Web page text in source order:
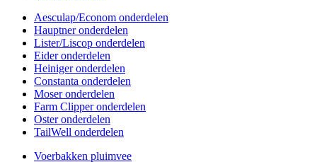
Aesculap/Econom onderdelen
Hauptner onderdelen
Lister/Liscop onderdelen
Eider onderdelen
Heiniger onderdelen
Constanta onderdelen
Moser onderdelen
Farm Clipper onderdelen
Oster onderdelen
TailWell onderdelen
Voerbakken pluimvee